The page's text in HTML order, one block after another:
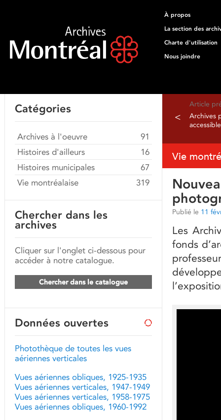
À propos
La section des
Charte d'utilisation
Nous joindre
Article
<
Archives
Vie
Publié le 11
Les
fonds
Catégories
Archives à l'oeuvre
91
Histoires d'ailleurs
16
Histoires municipales
67
Vie montréalaise
319
Chercher dans les
archives
Cliquer sur l'onglet ci-dessous pour
accéder à notre catalogue.
Chercher dans le catalogue
Données ouvertes
Photothèque de toutes les vues
aériennes verticales
Vues aériennes obliques, 1925-1935
Vues aériennes verticales, 1947-1949
Vues aériennes verticales, 1958-1975
Vues aériennes obliques, 1960-1992